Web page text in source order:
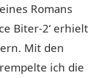
Romans
Biter-2‘ erhielt
Mit den
ich die